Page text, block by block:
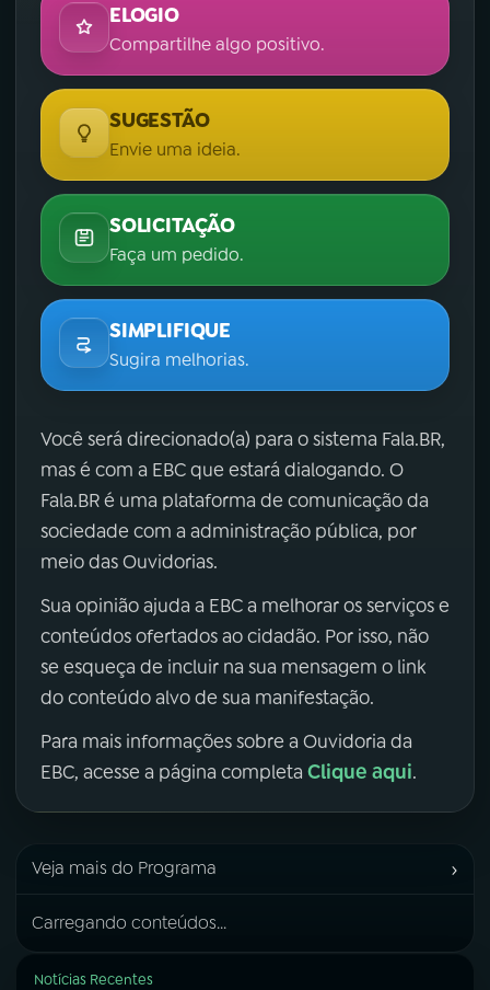
ELOGIO
Compartilhe algo positivo.
SUGESTÃO
Envie uma ideia.
SOLICITAÇÃO
Faça um pedido.
SIMPLIFIQUE
Sugira melhorias.
Você será direcionado(a) para o sistema Fala.BR,
mas é com a EBC que estará dialogando. O
Fala.BR é uma plataforma de comunicação da
sociedade com a administração pública, por
meio das Ouvidorias.
Sua opinião ajuda a EBC a melhorar os serviços e
conteúdos ofertados ao cidadão. Por isso, não
se esqueça de incluir na sua mensagem o link
do conteúdo alvo de sua manifestação.
Para mais informações sobre a Ouvidoria da
EBC, acesse a página completa Clique aqui.
Veja mais do Programa ›
Carregando conteúdos...
Notícias Recentes